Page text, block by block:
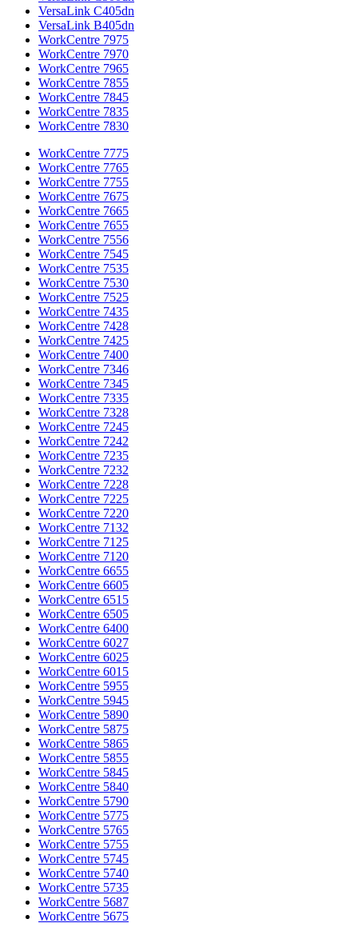
VersaLink C405dn
VersaLink B405dn
WorkCentre 7975
WorkCentre 7970
WorkCentre 7965
WorkCentre 7855
WorkCentre 7845
WorkCentre 7835
WorkCentre 7830
WorkCentre 7775
WorkCentre 7765
WorkCentre 7755
WorkCentre 7675
WorkCentre 7665
WorkCentre 7655
WorkCentre 7556
WorkCentre 7545
WorkCentre 7535
WorkCentre 7530
WorkCentre 7525
WorkCentre 7435
WorkCentre 7428
WorkCentre 7425
WorkCentre 7400
WorkCentre 7346
WorkCentre 7345
WorkCentre 7335
WorkCentre 7328
WorkCentre 7245
WorkCentre 7242
WorkCentre 7235
WorkCentre 7232
WorkCentre 7228
WorkCentre 7225
WorkCentre 7220
WorkCentre 7132
WorkCentre 7125
WorkCentre 7120
WorkCentre 6655
WorkCentre 6605
WorkCentre 6515
WorkCentre 6505
WorkCentre 6400
WorkCentre 6027
WorkCentre 6025
WorkCentre 6015
WorkCentre 5955
WorkCentre 5945
WorkCentre 5890
WorkCentre 5875
WorkCentre 5865
WorkCentre 5855
WorkCentre 5845
WorkCentre 5840
WorkCentre 5790
WorkCentre 5775
WorkCentre 5765
WorkCentre 5755
WorkCentre 5745
WorkCentre 5740
WorkCentre 5735
WorkCentre 5687
WorkCentre 5675